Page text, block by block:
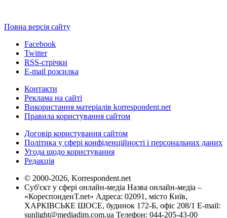
Повна версія сайту
Facebook
Twitter
RSS-стрічки
E-mail розсилка
Контакти
Реклама на сайті
Використання матеріалів korrespondent.net
Правила користування сайтом
Договір користування сайтом
Політика у сфері конфіденційності і персональних даних
Угода щодо користування
Редакція
© 2000-2026, Korrespondent.net
Суб'єкт у сфері онлайн-медіа Назва онлайн-медіа –
«КореспонденТ.net» Адреса: 02091, місто Київ,
ХАРКІВСЬКЕ ШОСЕ, будинок 172-Б, офіс 208/1 E-mail:
sunlight@mediadim.com.ua Телефон: 044-205-43-00